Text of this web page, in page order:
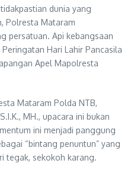
dunia yang
Polresta Mataram
persatuan. Api kebangsaan
Hari Lahir Pancasila
Apel Mapolresta
Mataram Polda NTB,
MH., upacara ini bukan
ini menjadi panggung
“bintang penuntun” yang
tegak, sekokoh karang.